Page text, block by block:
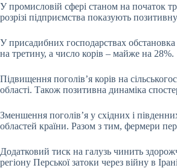
У промисловій сфері станом на початок
розрізі підприємства показують
У присадибних господарствах обстановка
на третину, а число корів – майже на 28%.
Підвищення поголів’я корів на
області. Також позитивна динаміка
Зменшення поголів’я у східних і
областей країни. Разом з тим, фермери
Додатковий тиск на галузь чинить
регіону Перської затоки через війну в